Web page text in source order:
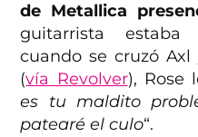
de Metallica
guitarrista
cuando se cruzó
(vía Revolver), Rose
es tu maldito
patearé el culo“.